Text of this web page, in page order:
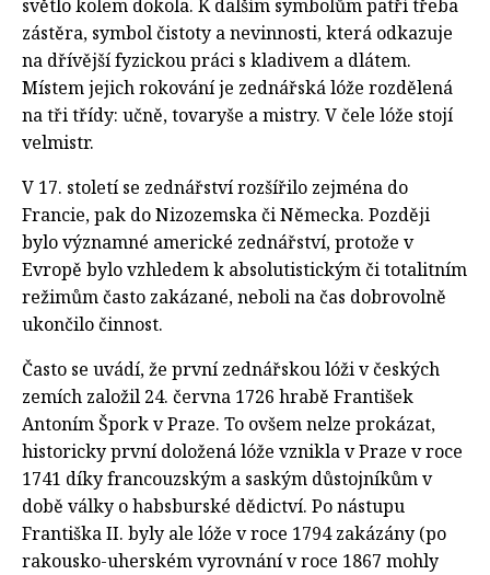
světlo kolem dokola. K dalším symbolům patří třeba
zástěra, symbol čistoty a nevinnosti, která odkazuje
na dřívější fyzickou práci s kladivem a dlátem.
Místem jejich rokování je zednářská lóže rozdělená
na tři třídy: učně, tovaryše a mistry. V čele lóže stojí
velmistr.
V 17. století se zednářství rozšířilo zejména do
Francie, pak do Nizozemska či Německa. Později
bylo významné americké zednářství, protože v
Evropě bylo vzhledem k absolutistickým či totalitním
režimům často zakázané, neboli na čas dobrovolně
ukončilo činnost.
Často se uvádí, že první zednářskou lóži v českých
zemích založil 24. června 1726 hrabě František
Antoním Špork v Praze. To ovšem nelze prokázat,
historicky první doložená lóže vznikla v Praze v roce
1741 díky francouzským a saským důstojníkům v
době války o habsburské dědictví. Po nástupu
Františka II. byly ale lóže v roce 1794 zakázány (po
rakousko-uherském vyrovnání v roce 1867 mohly